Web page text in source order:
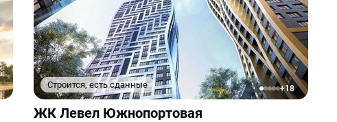
Строится, есть сданные
12345+18
ЖК Левел Южнопортовая